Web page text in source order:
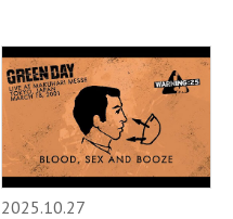
2025.10.27